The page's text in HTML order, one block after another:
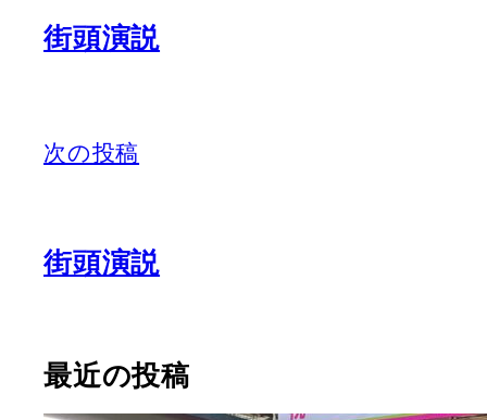
街頭演説
次の投稿
街頭演説
最近の投稿